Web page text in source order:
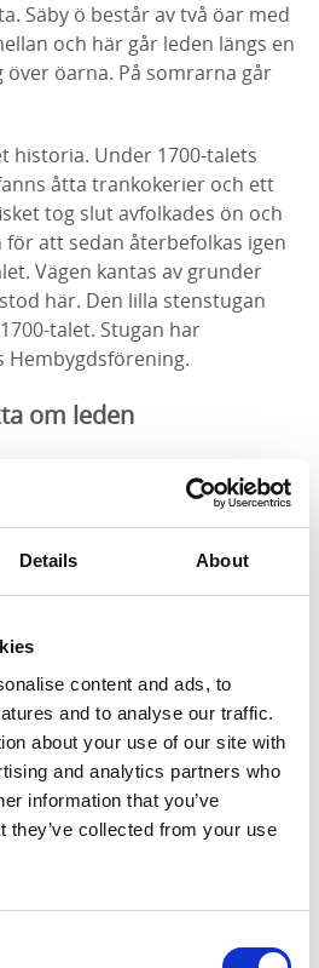
Details About
content and ads, to
and to analyse our traffic.
about your use of our site with
and analytics partners who
information that you’ve
they’ve collected from your use
Säby ö består av två öar med
och här går leden längs en
över öarna. På somrarna går
historia. Under 1700-talets
åtta trankokerier och ett
tog slut avfolkades ön och
för att sedan återbefolkas igen
Vägen kantas av grunder
här. Den lilla stenstugan
talet. Stugan har
Hembygdsförening.
om leden
leden är 4 km.
Stenstugan och
och skyltar längs leden.
att välja mellan. Den längre är